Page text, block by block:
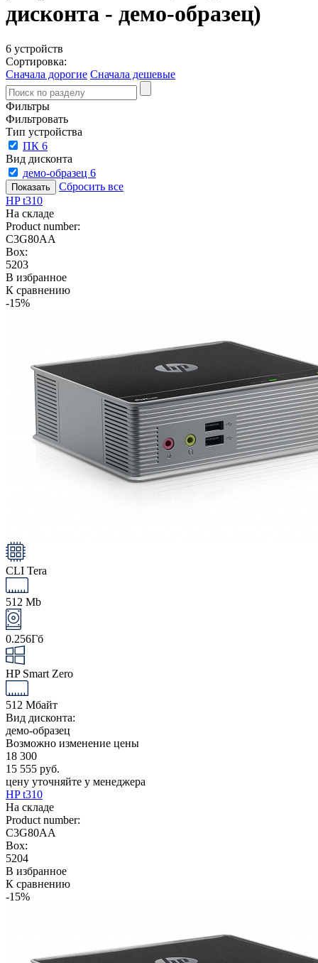
дисконта - демо-образец)
6 устройств
Сортировка:
Сначала дорогие Сначала дешевые
Фильтры
Фильтровать
Тип устройства
ПК 6
Вид дисконта
демо-образец 6
Сбросить все
HP t310
На складе
Product number:
C3G80AA
Box:
5203
В избранное
К сравнению
-15%
CLI Tera
512 Mb
0.256Гб
HP Smart Zero
512 Мбайт
Вид дисконта:
демо-образец
Возможно изменение цены
18 300
15 555 руб.
цену уточняйте у менеджера
HP t310
На складе
Product number:
C3G80AA
Box:
5204
В избранное
К сравнению
-15%